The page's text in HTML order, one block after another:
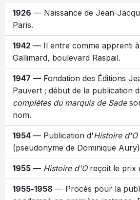
1926 — Naissance de Jean-
Paris.
1942 — Il entre comme apprenti
Gallimard, boulevard Raspail.
1947 — Fondation des Éditions
Pauvert ; début de la publication
complètes du marquis de Sade
nom.
1954 — Publication d'Histoire d'O
(pseudonyme de Dominique
1955 — Histoire d'Oreçoit le prix
1955-1958 — Procès pour la